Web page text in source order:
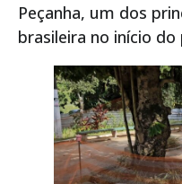
Peçanha, um dos
brasileira no início